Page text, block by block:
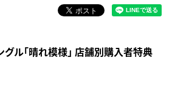
ル「晴れ模様」 店舗別購入者特典